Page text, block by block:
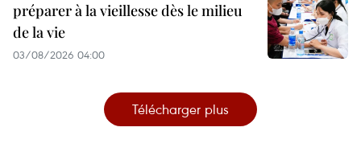
préparer à la vieillesse dès le milieu
de la vie
03/08/2026 04:00
Télécharger plus